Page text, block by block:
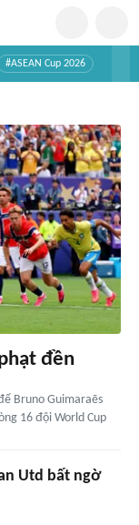
#ASEAN Cup 2026
đền
Bruno Guimaraẽs
16 đội World Cup
Utd bất ngờ